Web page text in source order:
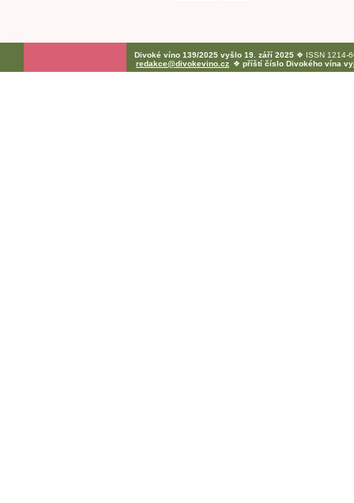
Divoké víno 139/2025 vyšlo 19. září 2025 ❖ ISSN 1214-
redakce@divokevino.cz ❖ příští číslo Divokého vína